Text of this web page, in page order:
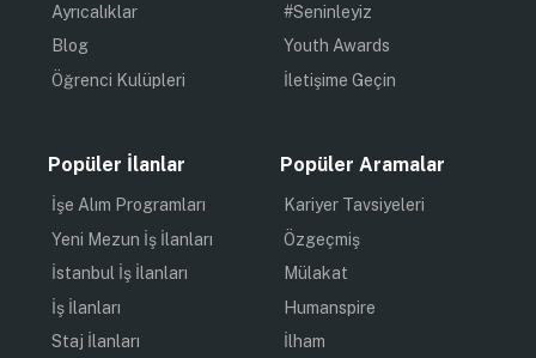
Ayrıcalıklar
Blog
Öğrenci Kulüpleri
#Seninleyiz
Youth Awards
İletişime Geçin
Popüler İlanlar
İşe Alım Programları
Yeni Mezun İş İlanları
İstanbul İş İlanları
İş İlanları
Staj İlanları
Popüler Aramalar
Kariyer Tavsiyeleri
Özgeçmiş
Mülakat
Humanspire
İlham